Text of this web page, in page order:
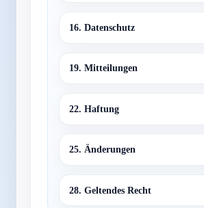
16. Datenschutz
19. Mitteilungen
22. Haftung
25. Änderungen
28. Geltendes Recht